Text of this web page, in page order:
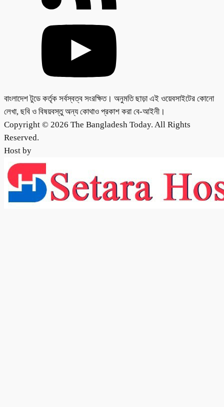
বাংলাদেশ টুডে কর্তৃক সর্বস্বত্ব সংরক্ষিত। অনুমতি ছাড়া এই ওয়েবসাইটের কোনো
লেখা, ছবি ও বিষয়বস্তু অন্য কোথাও প্রকাশ করা বে-আইনী।
Copyright © 2026 The Bangladesh Today. All Rights
Reserved.
Host by